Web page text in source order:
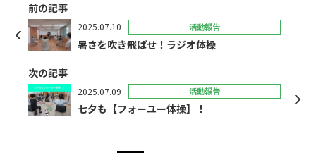
前の記事
2025.07.10 活動報告
暑さを吹き飛ばせ！ラジオ体操
次の記事
2025.07.09 活動報告
七夕も【フォーユー体操】！